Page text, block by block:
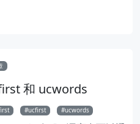
和 ucwords
ucfirst ucwords